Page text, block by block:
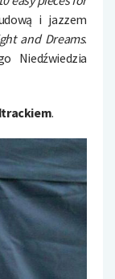
i jazzem
and Dreams.
Niedźwiedzia
.